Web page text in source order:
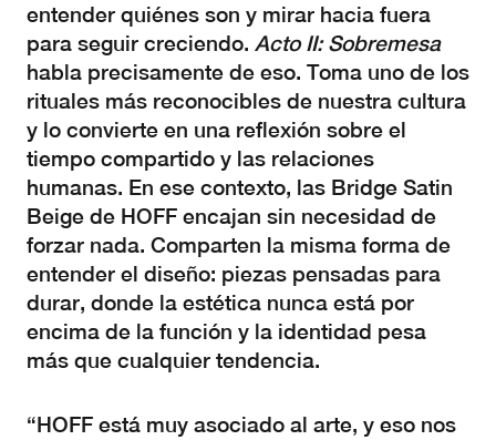
entender quiénes son y mirar hacia fuera
para seguir creciendo. Acto II: Sobremesa
habla precisamente de eso. Toma uno de los
rituales más reconocibles de nuestra cultura
y lo convierte en una reflexión sobre el
tiempo compartido y las relaciones
humanas. En ese contexto, las Bridge Satin
Beige de HOFF encajan sin necesidad de
forzar nada. Comparten la misma forma de
entender el diseño: piezas pensadas para
durar, donde la estética nunca está por
encima de la función y la identidad pesa
más que cualquier tendencia.
“HOFF está muy asociado al arte, y eso nos